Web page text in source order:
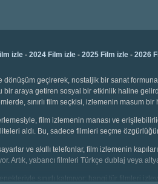
izle - 2024 Film izle - 2025 Film izle - 2026
dönüşüm geçirerek, nostaljik bir sanat
bir araya getiren sosyal bir etkinlik haline
sınırlı film seçkisi, izlemenin masum
film izlemenin manası ve
aldı. Bu, sadece filmleri seçme
ve akıllı telefonlar, film izlemenin
Artık, yabancı filmleri Türkçe dublaj veya
sınırlı kalmıyor; hangi tür filmleri